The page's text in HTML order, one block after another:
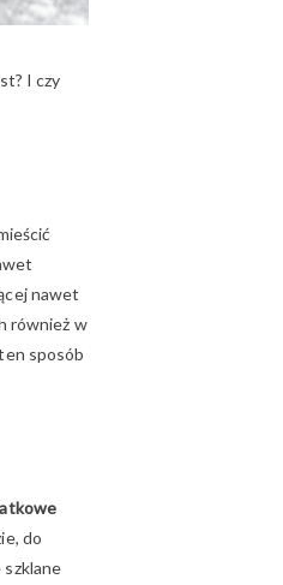
I czy
nawet
również w
sposób
do
szklane